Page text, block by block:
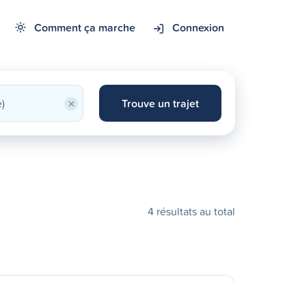
Comment ça marche Connexion
× Trouve un trajet
4 résultats au total